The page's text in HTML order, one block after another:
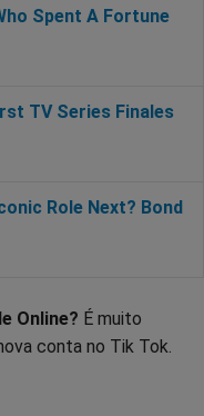
Online? É muito
conta no Tik Tok.